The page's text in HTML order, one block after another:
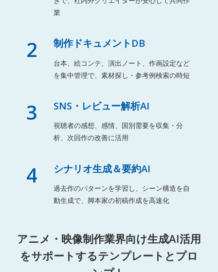
業
2 制作ドキュメントDB
台本、絵コンテ、演出ノート、作画設定など
を集中管理で、素材探し・参考例検索の時短
3 SNS・レビュー解析AI
視聴者の感想、感情、国別需要を収集・分
析、次回作の改善に活用
4 シナリオ生成＆要約AI
過去作のパターンを学習し、シーン構造を自
動生成で、脚本家の初稿作成を高速化
アニメ・映像制作業界向け生成AI活用
をサポートするテンプレートとプロ